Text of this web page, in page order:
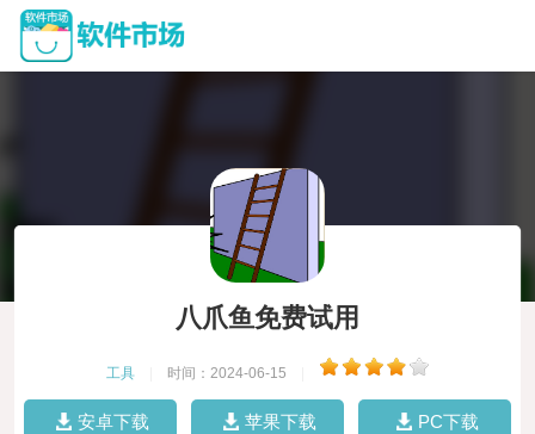
八爪鱼免费试用
工具 时间：2024-06-15
安卓下载 苹果下载 PC下载